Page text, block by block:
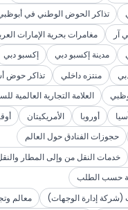
تذاكر الحوض الوطني في
آر
مغامرات بحرية الإمارات
مدينة إكسبو دبي
إكسبو دبي
منتزه داخلي
تذاكر حوض
العلامة التجارية العالمية
أوروبا الأمريكيتان
حجوزات الفنادق حول العالم
خدمات النقل من وإلى المطار
حسب الطلب
(شركة إدارة الوجهات)
معالم